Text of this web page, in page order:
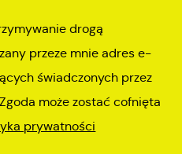
drogą
przeze mnie adres e-
świadczonych przez
może zostać cofnięta
prywatności